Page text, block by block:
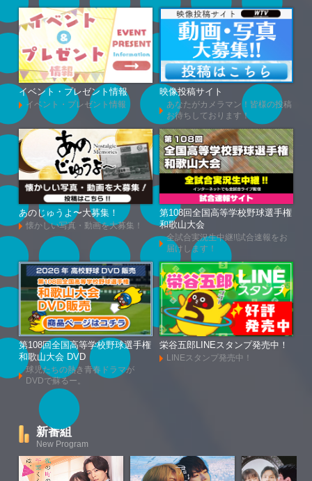
イベント・プレゼント情報
イベント・プレゼント情報
映像投稿サイト
あなたがカメラマン！皆様の投稿
お待ちしております！
あのじゅうよ〜大募集！
懐かしい写真・動画を大募集！
第108回全国高等学校野球選手権
和歌山大会
全試合実況生中継!!試合速報をお
届けします！
第108回全国高等学校野球選手権
和歌山大会 DVD
球児たちの熱き青春ドラマが
DVDで蘇るー。
栄谷五郎LINEスタンプ発売中！
LINEスタンプ発売中！
新番組
New Program